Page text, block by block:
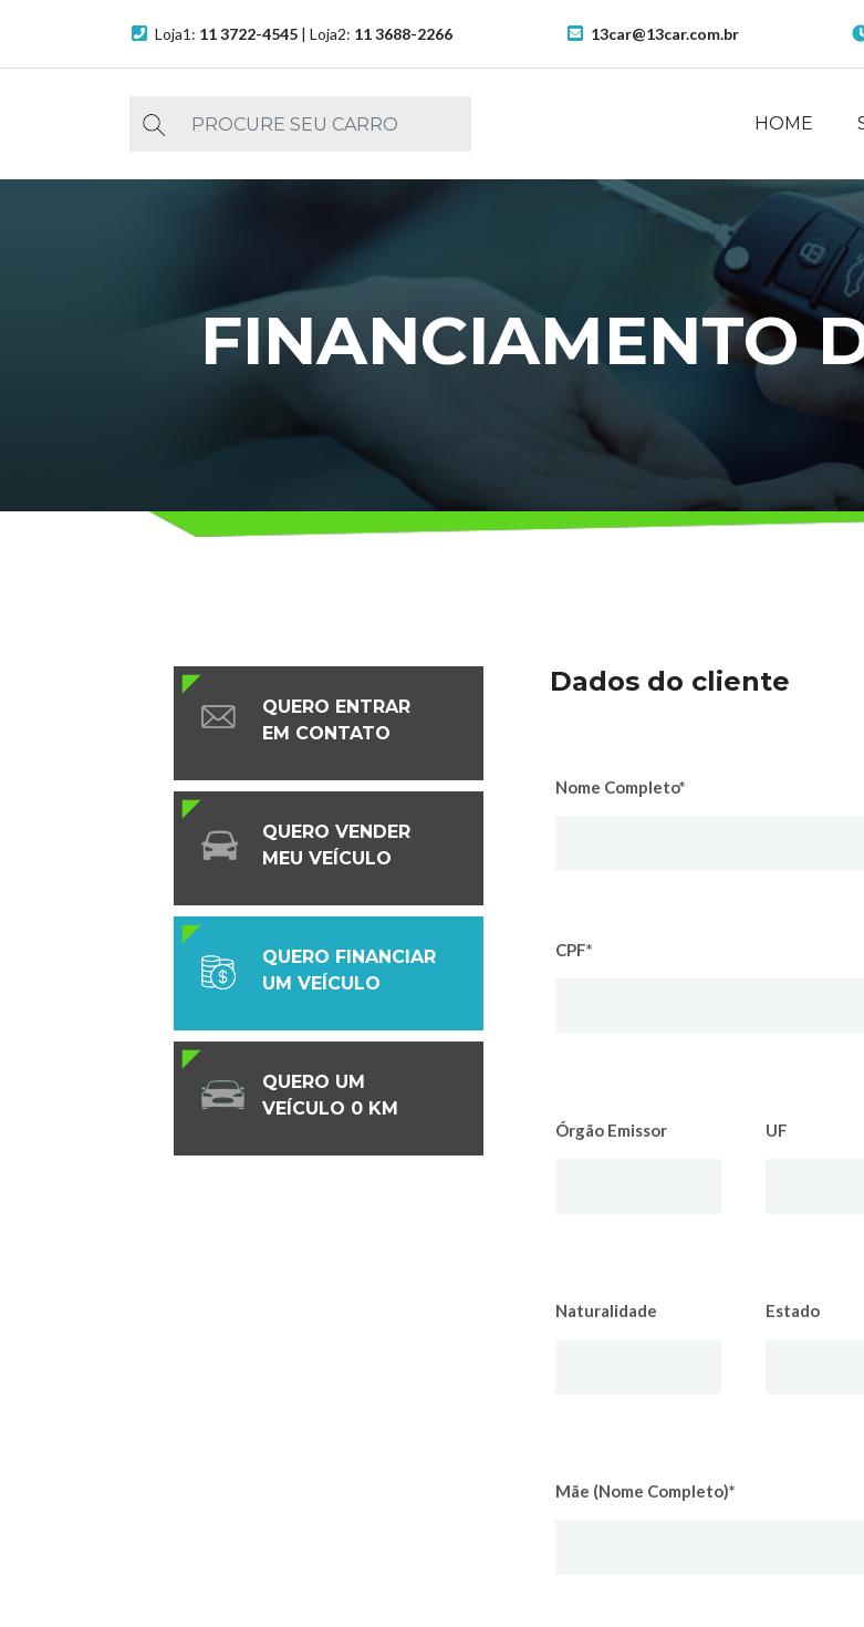
Loja1: 11 3722-4545 | Loja2: 11 3688-2266 13car@13car.com.br
HOME
FINANCIAMENTO
QUERO ENTRAR
EM CONTATO
QUERO VENDER
MEU VEÍCULO
QUERO FINANCIAR
UM VEÍCULO
QUERO UM
VEÍCULO 0 KM
Dados do cliente
Nome Completo*
CPF*
Órgão Emissor UF
Naturalidade Estado
Mãe (Nome Completo)*